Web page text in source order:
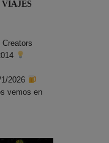
2026
vemos en